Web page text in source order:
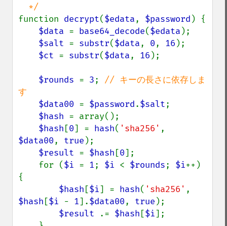
function decrypt($edata, $password ) {
$data = base64_decode($edata );
$salt = substr($data, 0, 16 );
$ct = substr($data, 16 );
$rounds = 3; // キーの長さに依存しま
す
$data00 = $password.$salt;
$hash = array();
$hash [0] = hash( 'sha256'
$data00, true );
$result = $hash [0];
    for (
$i = 1; $i < $rounds; $i++)
{
$hash [$i] = hash( 'sha256'
$hash [$i - 1].$data00, true );
$result
.= $hash [$i];